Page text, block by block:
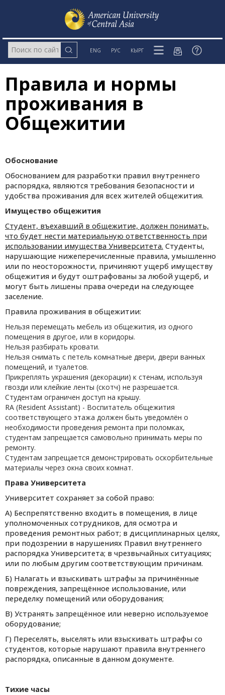
ENG РУС КЫРГ
Правила и нормы
проживания в
Общежитии
Обоснование
Обоснованием для разработки правил внутреннего
распорядка, являются требования безопасности и
удобства проживания для всех жителей общежития.
Имущество общежития
Студент, въехавший в общежитие, должен понимать,
что будет нести материальную ответственность при
использовании имущества Университета. Студенты,
нарушающие нижеперечисленные правила, умышленно
или по неосторожности, причиняют ущерб имуществу
общежития и будут оштрафованы за любой ущерб, и
могут быть лишены права очереди на следующее
заселение.
Правила проживания в общежитии:
Нельзя перемещать мебель из общежития, из одного
помещения в другое, или в коридоры.
Нельзя разбирать кровати.
Нельзя снимать с петель комнатные двери, двери ванных
помещений, и туалетов.
Прикреплять украшения (декорации) к стенам, используя
гвозди или клейкие ленты (скотч) не разрешается.
Студентам ограничен доступ на крышу.
RA (Resident Assistant) - Воспитатель общежития
соответствующего этажа должен быть уведомлён о
необходимости проведения ремонта при поломках,
студентам запрещается самовольно принимать меры по
ремонту.
Студентам запрещается демонстрировать оскорбительные
материалы через окна своих комнат.
Права Университета
Университет сохраняет за собой право:
А) Беспрепятственно входить в помещения, в лице
уполномоченных сотрудников, для осмотра и
проведения ремонтных работ; в дисциплинарных целях,
при подозрении в нарушениях Правил внутреннего
распорядка Университета; в чрезвычайных ситуациях;
или по любым другим соответствующим причинам.
Б) Налагать и взыскивать штрафы за причинённые
повреждения, запрещённое использование, или
переделку помещений или оборудования;
В) Устранять запрещённое или неверно используемое
оборудование;
Г) Переселять, выселять или взыскивать штрафы со
студентов, которые нарушают правила внутреннего
распорядка, описанные в данном документе.
Тихие часы